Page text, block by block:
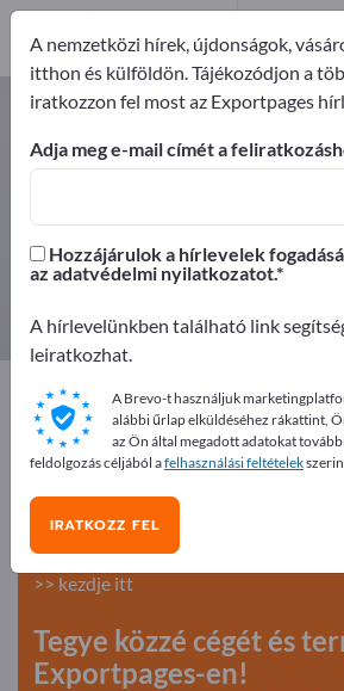
Lezáró szalagok –
beszállítók keresése
Forgalmazó
Exportpages
Biztonság és védelem
Barrier technológia
Lezáró
Hirdessen ingyen az
en!
Keresés – Ajánlatok – Használt áruk –
>> kezdje itt
Tegye közzé cégét és
Exportpages-en!
A nemzetközi hírek, újdonságok,
itthon és külföldön. Tájékozódjon a
iratkozzon fel most az Exportpages
Adja meg e-mail címét a
Hozzájárulok a hírlevelek
az adatvédelmi nyilatkozatot.
A hírlevelünkben található link
leiratkozhat.
A Brevo-t használjuk
alábbi űrlap elküldéséhez rákattint,
az Ön által megadott adatokat
feldolgozás céljából afelhasználási feltételek
IRATKOZZ FEL